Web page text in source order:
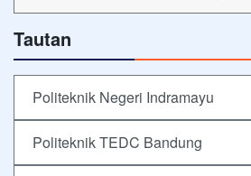
Tautan
Politeknik Negeri Indramayu
Politeknik TEDC Bandung